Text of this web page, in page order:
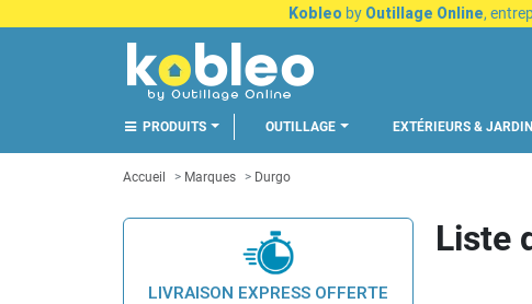
Kobleo by Outillage Online,
PRODUITS OUTILLAGE EXTÉRIEURS & JARDIN
Accueil Marques Durgo
LIVRAISON EXPRESS OFFERTE
Liste